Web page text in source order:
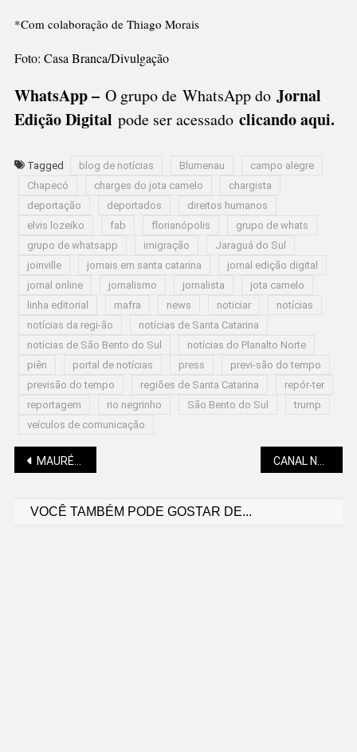
*Com colaboração de Thiago Morais
Foto: Casa Branca/Divulgação
WhatsApp – O grupo de WhatsApp doJornal
Edição Digital pode ser acessado clicando aqui.
Tagged blog de notícias Blumenau
campo alegre
Chapecó
charges do jota camelo
chargista
deportação
deportados
direitos humanos
elvis lozeiko
fab florianópolis
grupo de whats
grupo de whatsapp
imigração
Jaraguá do Sul
joinville
jornais em santa catarina
jornal edição digital
jornal online
jornalismo jornalista
jota camelo
linha editorial
mafra news noticiar
notícias
notícias da regi-ão
notícias de Santa Catarina
notícias de São Bento do Sul
notícias do Planalto Norte
piên
portal de notícias press
previ-são do tempo
previsão do tempo
regiões de Santa Catarina
repór-ter
reportagem
rio negrinho São Bento do Sul
trump
veículos de comunicação
Navegação
MAURÉLIO MACHADO (POETEIRO DE RUA): VALEU, AMOR!
VOCÊ TAMBÉM PODE GOSTAR DE...